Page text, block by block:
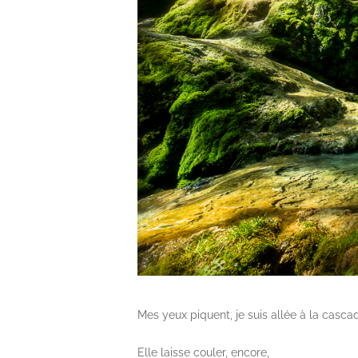
Mes yeux piquent, je suis allée à la
Elle laisse couler, encore,